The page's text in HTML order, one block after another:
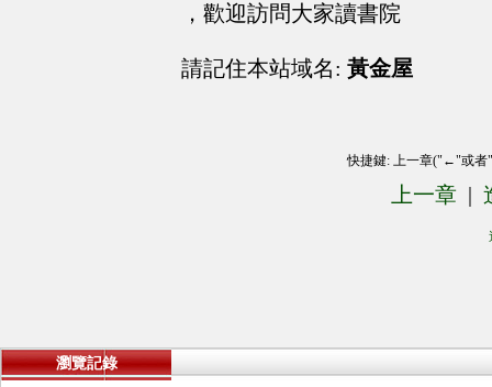
，歡迎訪問大家讀書院
請記住本站域名: 黃金屋
快捷鍵: 上一章("←"或
上一章 |
瀏覽記錄